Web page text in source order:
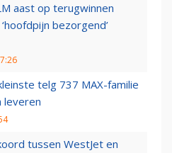
aast op terugwinnen
bezorgend’
telg 737 MAX-familie
leveren
tussen WestJet en